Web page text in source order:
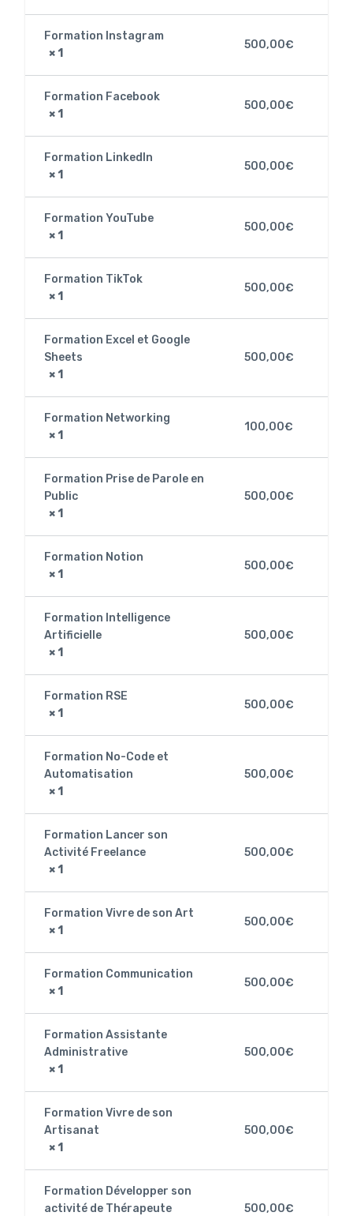
Formation Instagram
× 1
500,00€
Formation Facebook
× 1
500,00€
Formation LinkedIn
× 1
500,00€
Formation YouTube
× 1
500,00€
Formation TikTok
× 1
500,00€
Formation Excel et Google
Sheets
× 1
500,00€
Formation Networking
× 1
100,00€
Formation Prise de Parole en
Public
× 1
500,00€
Formation Notion
× 1
500,00€
Formation Intelligence
Artificielle
× 1
500,00€
Formation RSE
× 1
500,00€
Formation No-Code et
Automatisation
× 1
500,00€
Formation Lancer son
Activité Freelance
× 1
500,00€
Formation Vivre de son Art
× 1
500,00€
Formation Communication
× 1
500,00€
Formation Assistante
Administrative
× 1
500,00€
Formation Vivre de son
Artisanat
× 1
500,00€
Formation Développer son
activité de Thérapeute
500,00€